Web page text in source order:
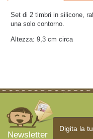
Set di 2 timbri in silicone,
una solo contorno.
Altezza: 9,3 cm circa
Newsletter